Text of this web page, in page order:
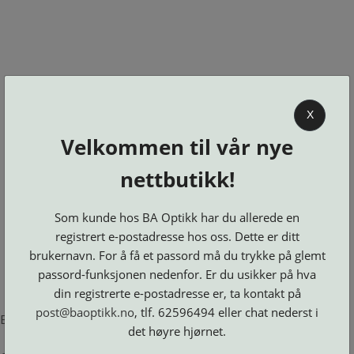
BA OPTIKK
KJØPSVILKÅR
OSS
BESTILL
DELER
LOGG INN
Brillerens
Brillesnorer
Clip-
on
Suncover
Etuier
Innfatninger
Lesebriller
Luper
og
Speil
Maskiner
Microkluter
Neseputer
Se alle kategorier
Error loading product page.
X
Velkommen til vår nye
nettbutikk!
Som kunde hos BA Optikk har du allerede en
registrert e-postadresse hos oss. Dette er ditt
brukernavn. For å få et passord må du trykke på glemt
passord-funksjonen nedenfor. Er du usikker på hva
din registrerte e-postadresse er, ta kontakt på
post@baoptikk.no, tlf. 62596494 eller chat nederst i
det høyre hjørnet.